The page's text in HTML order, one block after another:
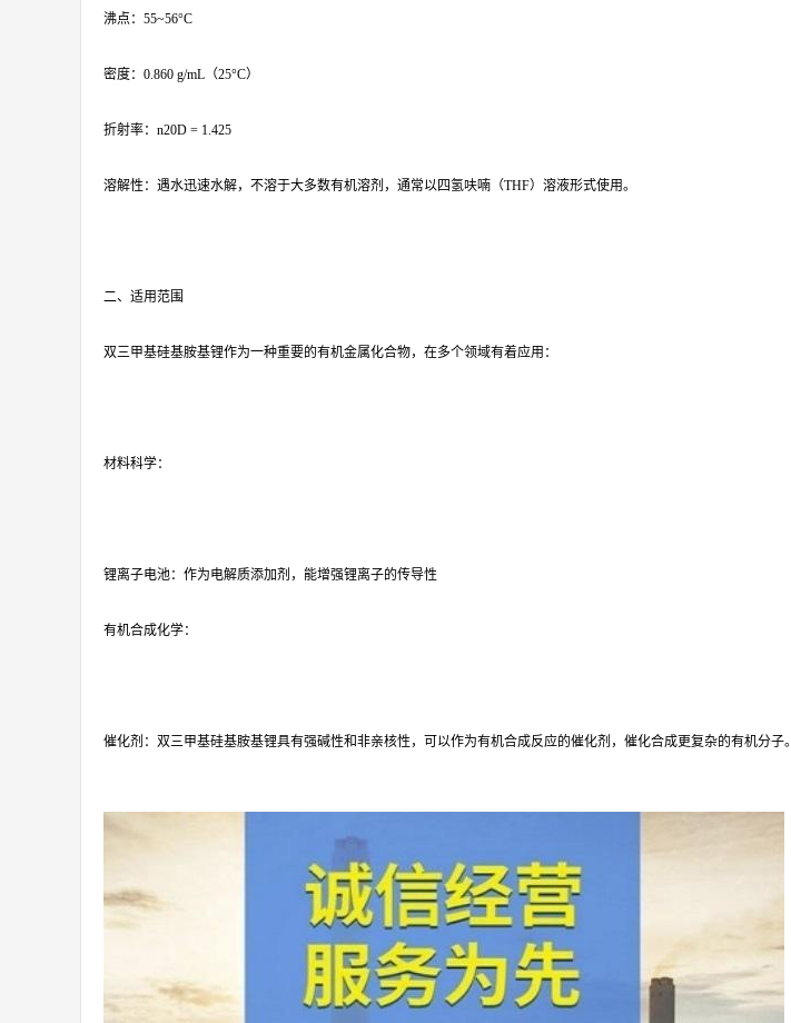
沸点：55~56°C
密度：0.860 g/mL（25°C）
折射率：n20D = 1.425
溶解性：遇水迅速水解，不溶于大多数有机溶剂，通常以四氢呋喃（THF）溶液形式使用。
二、适用范围
双三甲基硅基胺基锂作为一种重要的有机金属化合物，在多个领域有着应用：
材料科学：
锂离子电池：作为电解质添加剂，能增强锂离子的传导性
有机合成化学：
催化剂：双三甲基硅基胺基锂具有强碱性和非亲核性，可以作为有机合成反应的催化剂，催化合成更复杂的有机分子。